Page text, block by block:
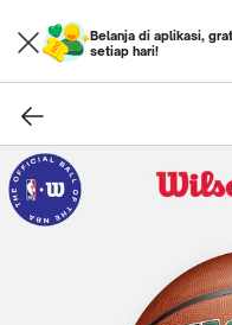
Belanja di aplikasi,
setiap hari!